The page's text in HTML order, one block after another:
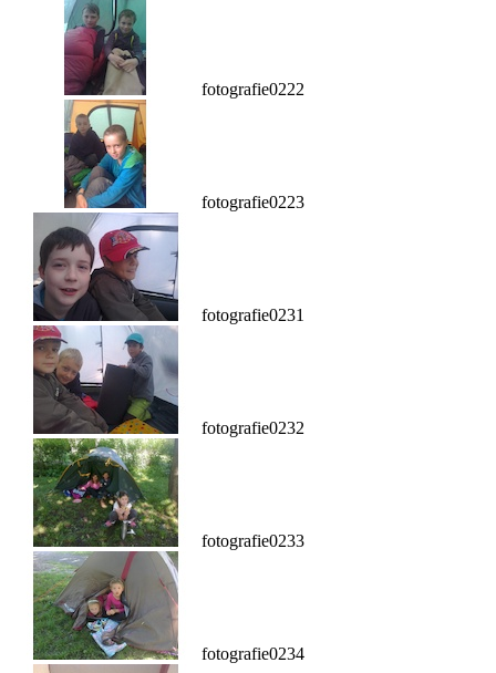
fotografie0222
fotografie0223
fotografie0231
fotografie0232
fotografie0233
fotografie0234